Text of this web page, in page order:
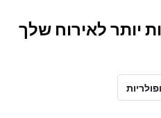
יותר לאירוח שלך